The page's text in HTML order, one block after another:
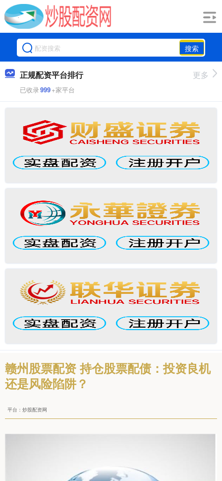
搜索
正规配资平台排行
已收录999+家平台
更多
赣州股票配资 持仓股票配债：投资良机
还是风险陷阱？
平台：炒股配资网